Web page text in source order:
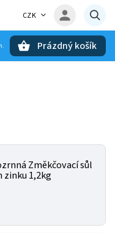
CZK
Prázdný košík
Změkčovací sůl
zinku 1,2kg